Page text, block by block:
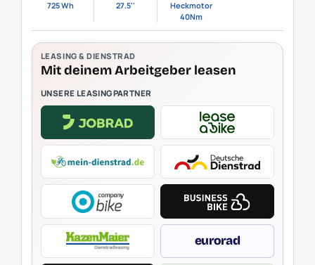
725 Wh 27.5''
Heckmotor
40Nm
LEASING & DIENSTRAD
Mit deinem Arbeitgeber leasen
UNSERE LEASINGPARTNER
eurorad